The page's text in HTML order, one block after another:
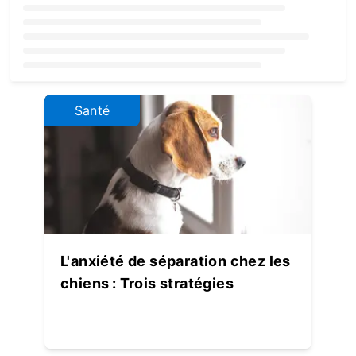
Santé
L'anxiété de séparation chez les
chiens : Trois stratégies